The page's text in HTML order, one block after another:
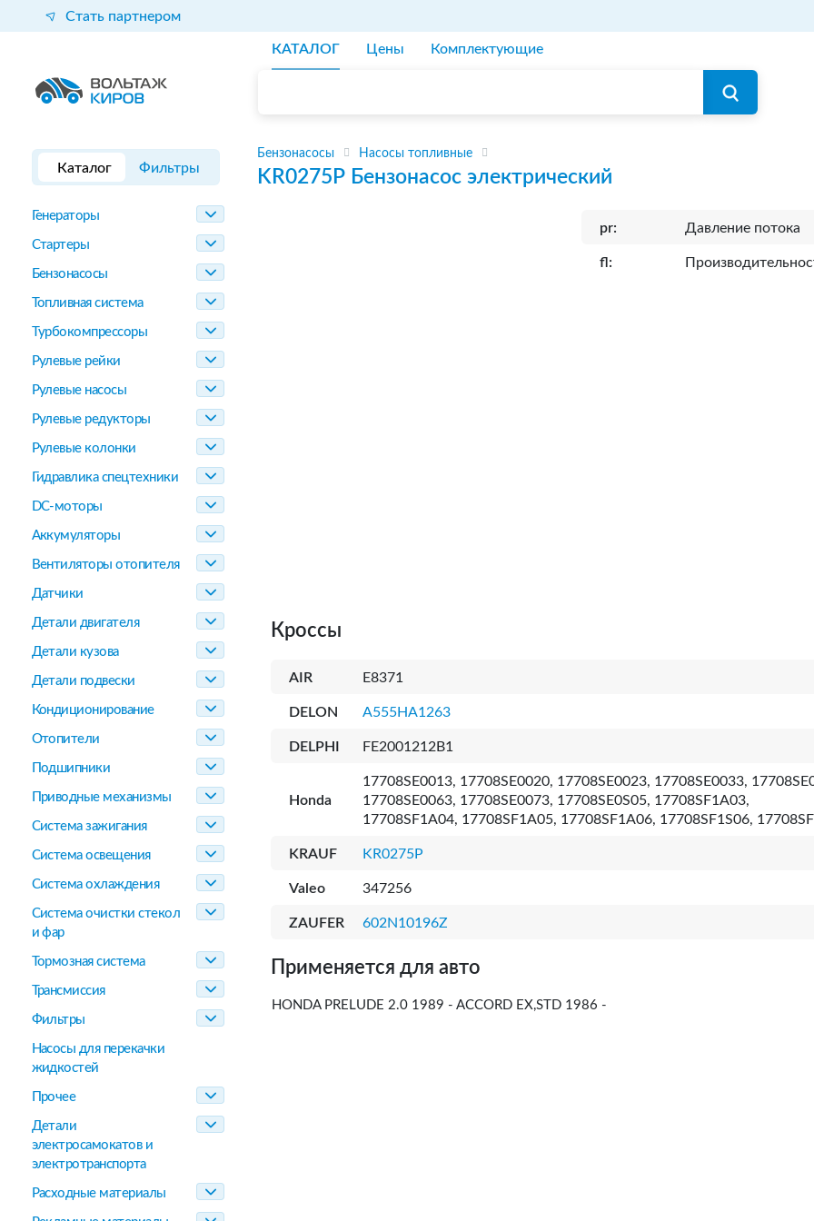
Стать партнером
КАТАЛОГ Цены Комплектующие
Каталог Фильтры
Генераторы
Стартеры
Бензонасосы
Топливная система
Турбокомпрессоры
Рулевые рейки
Рулевые насосы
Рулевые редукторы
Рулевые колонки
Гидравлика спецтехники
DC-моторы
Аккумуляторы
Вентиляторы отопителя
Датчики
Детали двигателя
Детали кузова
Детали подвески
Кондиционирование
Отопители
Подшипники
Приводные механизмы
Система зажигания
Система освещения
Система охлаждения
Система очистки стекол
и фар
Тормозная система
Трансмиссия
Фильтры
Насосы для перекачки
жидкостей
Прочее
Детали
электросамокатов и
электротранспорта
Расходные материалы
Бензонасосы Насосы топливные
KR0275P Бензонасос электрический
pr: Давление потока
fl:
Кроссы
AIR E8371
DELON A555HA1263
DELPHI FE2001212B1
Honda
17708SE0013, 17708SE0020, 17708SE0023, 17708SE0033,
17708SE0063, 17708SE0073, 17708SE0S05, 17708SF1A03,
17708SF1A04, 17708SF1A05, 17708SF1A06, 17708SF1S06,
KRAUF KR0275P
Valeo 347256
ZAUFER 602N10196Z
Применяется для авто
HONDA PRELUDE 2.0 1989 - ACCORD EX,STD 1986 -